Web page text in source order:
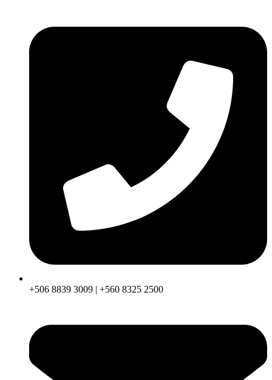
contenido
+506 8839 3009 | +560 8325 2500